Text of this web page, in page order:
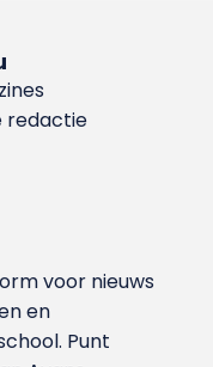
redactie
voor nieuws
en
Punt